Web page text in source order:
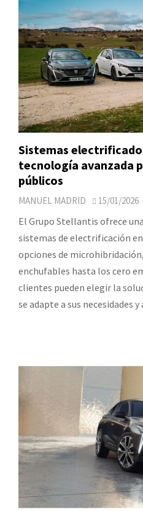
Sistemas
tecnología avanzada
públicos
MANUEL MADRID 15/01/2026
El Grupo Stellantis ofrece
sistemas de electrificación
opciones de
enchufables hasta los cero
clientes pueden elegir la
se adapte a sus necesidades